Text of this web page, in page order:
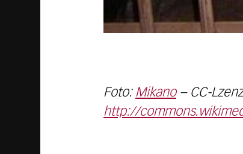
Foto: Mikano– CC-
http://